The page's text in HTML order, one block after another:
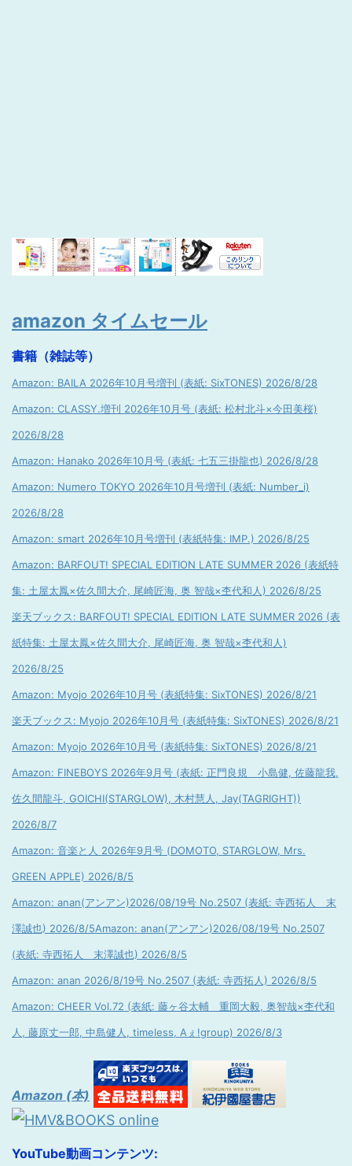
amazon タイムセール
書籍（雑誌等）
Amazon: BAILA 2026年10月号増刊 (表紙: SixTONES) 2026/8/28
Amazon: CLASSY.増刊 2026年10月号 (表紙: 松村北斗×今田美桜)
2026/8/28
Amazon: Hanako 2026年10月号 (表紙: 七五三掛龍也) 2026/8/28
Amazon: Numero TOKYO 2026年10月号増刊 (表紙: Number_i)
2026/8/28
Amazon: smart 2026年10月号増刊 (表紙特集: IMP.) 2026/8/25
Amazon: BARFOUT! SPECIAL EDITION LATE SUMMER 2026 (表紙特
集: 土屋太鳳×佐久間大介, 尾崎匠海, 奥 智哉×杢代和人) 2026/8/25
楽天ブックス: BARFOUT! SPECIAL EDITION LATE SUMMER 2026 (表
紙特集: 土屋太鳳×佐久間大介, 尾崎匠海, 奥 智哉×杢代和人)
2026/8/25
Amazon: Myojo 2026年10月号 (表紙特集: SixTONES) 2026/8/21
楽天ブックス: Myojo 2026年10月号 (表紙特集: SixTONES) 2026/8/21
Amazon: Myojo 2026年10月号 (表紙特集: SixTONES) 2026/8/21
Amazon: FINEBOYS 2026年9月号 (表紙: 正門良規 小島健, 佐藤龍我,
佐久間龍斗, GOICHI(STARGLOW), 木村慧人, Jay(TAGRIGHT))
2026/8/7
Amazon: 音楽と人 2026年9月号 (DOMOTO, STARGLOW, Mrs.
GREEN APPLE) 2026/8/5
Amazon: anan(アンアン)2026/08/19号 No.2507 (表紙: 寺西拓人 末
澤誠也) 2026/8/5Amazon: anan(アンアン)2026/08/19号 No.2507
(表紙: 寺西拓人 末澤誠也) 2026/8/5
Amazon: anan 2026/8/19号 No.2507 (表紙: 寺西拓人) 2026/8/5
Amazon: CHEER Vol.72 (表紙: 藤ヶ谷太輔 重岡大毅, 奥智哉×杢代和
人, 藤原丈一郎, 中島健人, timeless, Aぇ!group) 2026/8/3
Amazon (本)
YouTube動画コンテンツ: